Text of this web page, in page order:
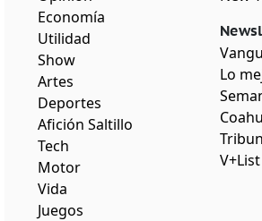
Economía
Utilidad
Show
Artes
Deportes
Afición Saltillo
Tech
Motor
Vida
Juegos
Lo
V+List